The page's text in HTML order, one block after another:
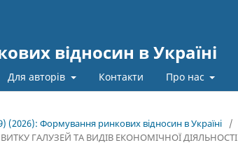
відносин в Україні
Для авторів Контакти Про нас
(2026): Формування ринкових відносин в Україні
/
ГАЛУЗЕЙ ТА ВИДІВ ЕКОНОМІЧНОЇ ДІЯЛЬНОСТІ